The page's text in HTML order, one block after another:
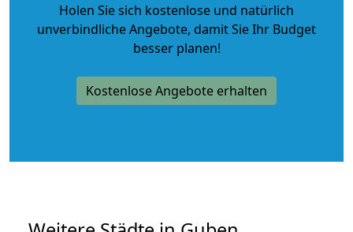
Holen Sie sich kostenlose und natürlich
unverbindliche Angebote, damit Sie Ihr Budget
besser planen!
Kostenlose Angebote erhalten